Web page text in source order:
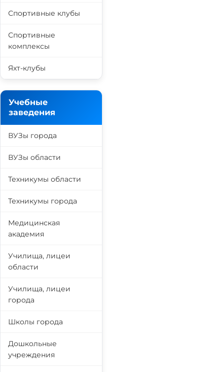
Спортивные клубы
Спортивные
комплексы
Яхт-клубы
Учебные
заведения
ВУЗы города
ВУЗы области
Техникумы области
Техникумы города
Медицинская
академия
Училища, лицеи
области
Училища, лицеи
города
Школы города
Дошкольные
учреждения